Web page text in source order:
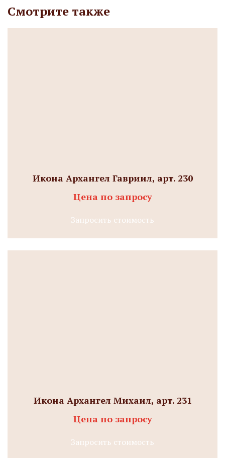
Смотрите также
Икона Архангел Гавриил, арт. 230
Цена по запросу
Запросить стоимость
Икона Архангел Михаил, арт. 231
Цена по запросу
Запросить стоимость